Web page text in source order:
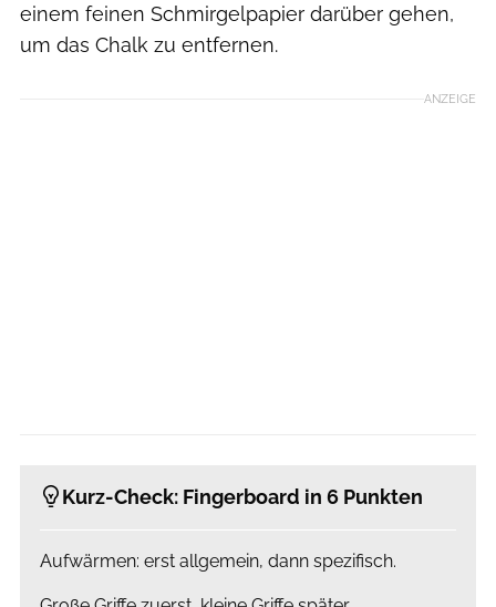
einem feinen Schmirgelpapier darüber gehen,
um das Chalk zu entfernen.
ANZEIGE
Kurz-Check: Fingerboard in 6 Punkten
Aufwärmen: erst allgemein, dann spezifisch.